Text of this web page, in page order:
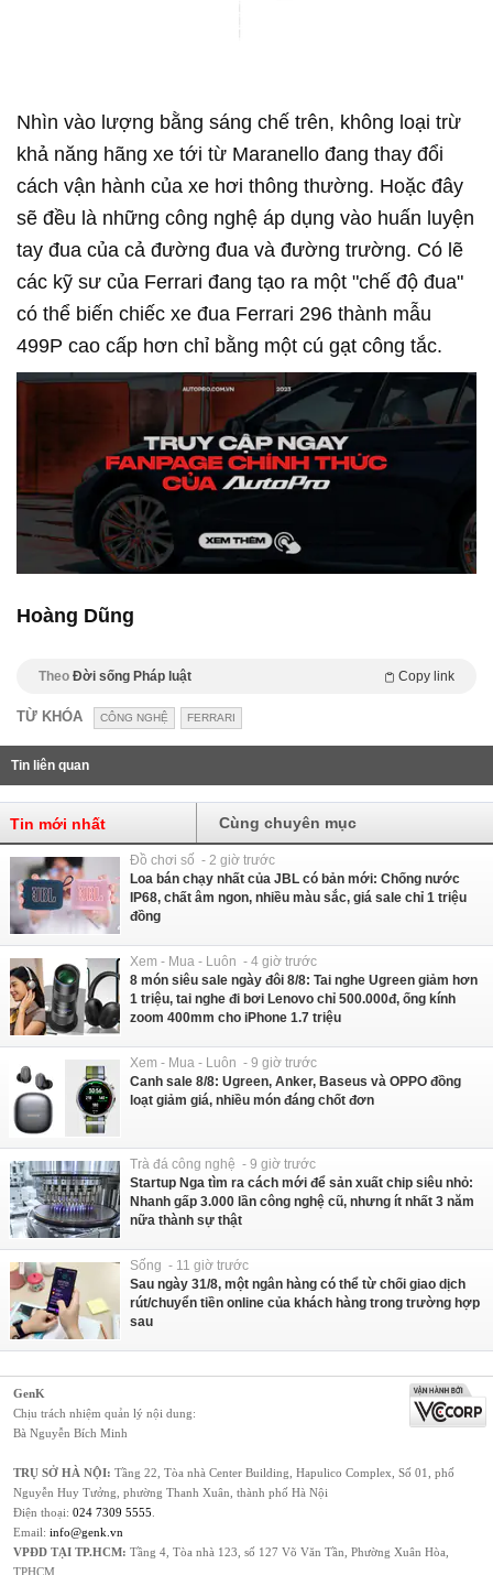
Nhìn vào lượng bằng sáng chế trên, không loại trừ
khả năng hãng xe tới từ Maranello đang thay đổi
cách vận hành của xe hơi thông thường. Hoặc đây
sẽ đều là những công nghệ áp dụng vào huấn luyện
tay đua của cả đường đua và đường trường. Có lẽ
các kỹ sư của Ferrari đang tạo ra một "chế độ đua"
có thể biến chiếc xe đua Ferrari 296 thành mẫu
499P cao cấp hơn chỉ bằng một cú gạt công tắc.
Hoàng Dũng
Theo Đời sống Pháp luật Copy link
TỪ KHÓA CÔNG NGHỆ FERRARI
Tin liên quan
Tin mới nhất Cùng chuyên mục
Đồ chơi số - 2 giờ trước
Loa bán chạy nhất của JBL có bản mới: Chống nước
IP68, chất âm ngon, nhiều màu sắc, giá sale chỉ 1 triệu
đồng
Xem - Mua - Luôn - 4 giờ trước
8 món siêu sale ngày đôi 8/8: Tai nghe Ugreen giảm hơn
1 triệu, tai nghe đi bơi Lenovo chỉ 500.000đ, ống kính
zoom 400mm cho iPhone 1.7 triệu
Xem - Mua - Luôn - 9 giờ trước
Canh sale 8/8: Ugreen, Anker, Baseus và OPPO đồng
loạt giảm giá, nhiều món đáng chốt đơn
Trà đá công nghệ - 9 giờ trước
Startup Nga tìm ra cách mới để sản xuất chip siêu nhỏ:
Nhanh gấp 3.000 lần công nghệ cũ, nhưng ít nhất 3 năm
nữa thành sự thật
Sống - 11 giờ trước
Sau ngày 31/8, một ngân hàng có thể từ chối giao dịch
rút/chuyển tiền online của khách hàng trong trường hợp
sau
GenK
Chịu trách nhiệm quản lý nội dung:
Bà Nguyễn Bích Minh
TRỤ SỞ HÀ NỘI: Tầng 22, Tòa nhà Center Building, Hapulico Complex, Số 01, phố
Nguyễn Huy Tưởng, phường Thanh Xuân, thành phố Hà Nội
Điện thoại: 024 7309 5555
Email: info@genk.vn
VPĐD TẠI TP.HCM: Tầng 4, Tòa nhà 123, số 127 Võ Văn Tần, Phường Xuân Hòa,
TPHCM